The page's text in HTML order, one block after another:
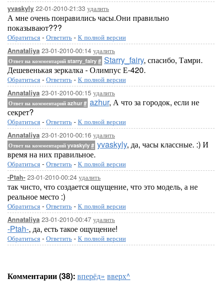
yvaskyly 22-01-2010-21:33 удалить
А мне очень понравились часы.Они правильно
показывают???
Обратиться - Ответить - К полной версии
Annataliya 23-01-2010-00:14 удалить
Ответ на комментарий starry_fairy # Starry_fairy, спасибо, Тамри.
Дешевенькая зеркалка - Олимпус Е-420.
Обратиться - Ответить - К полной версии
Annataliya 23-01-2010-00:15 удалить
Ответ на комментарий azhur # azhur, А что за городок, если не
секрет?
Обратиться - Ответить - К полной версии
Annataliya 23-01-2010-00:16 удалить
Ответ на комментарий yvaskyly # yvaskyly, да, часы классные. :) И
время на них правильное.
Обратиться - Ответить - К полной версии
-Ptah- 23-01-2010-00:24 удалить
так чисто, что создается ощущение, что это модель, а не
реальное место :)
Обратиться - Ответить - К полной версии
Annataliya 23-01-2010-00:47 удалить
-Ptah-, да, есть такое ощущение!
Обратиться - Ответить - К полной версии
Комментарии (38): вперёд» вверх^